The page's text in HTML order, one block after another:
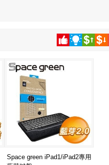
Space green iPad1/iPad2專用